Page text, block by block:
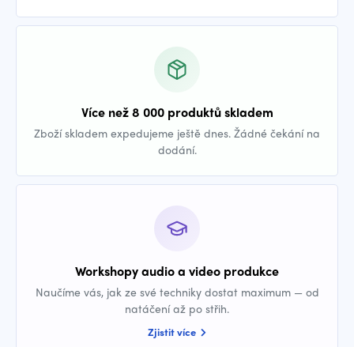
Více než 8 000 produktů skladem
Zboží skladem expedujeme ještě dnes. Žádné čekání na
dodání.
Workshopy audio a video produkce
Naučíme vás, jak ze své techniky dostat maximum — od
natáčení až po střih.
Zjistit více